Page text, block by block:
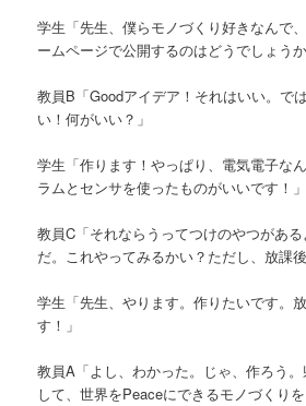
学生「先生、僕らモノづくり好きなんで
ームページで公開するのはどうでしょうか
教員B「Goodアイデア！それはいい。で
い！何がいい？」
学生「作ります！やっぱり、電気電子な
ラムとセンサを使ったものがいいです！」
教員C「それならうってつけのやつがあ
だ。これやってみるかい？ただし、放課後
学生「先生、やります。作りたいです。
す！」
教員A「よし、わかった。じゃ、作ろう
して、世界をPeaceにできるモノづくりを